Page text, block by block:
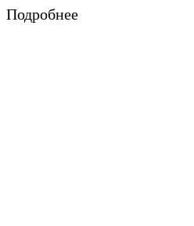
Подробнее